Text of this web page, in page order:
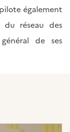
également
du réseau des
de ses